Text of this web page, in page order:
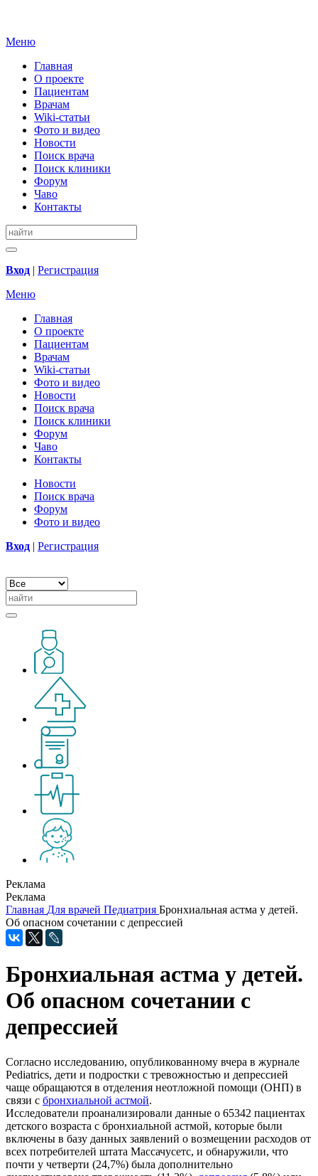
Меню
Главная
О проекте
Пациентам
Врачам
Wiki-статьи
Фото и видео
Новости
Поиск врача
Поиск клиники
Форум
Чаво
Контакты
Вход | Регистрация
Меню
Главная
О проекте
Пациентам
Врачам
Wiki-статьи
Фото и видео
Новости
Поиск врача
Поиск клиники
Форум
Чаво
Контакты
Новости
Поиск врача
Форум
Фото и видео
Вход | Регистрация
Реклама
Реклама
Главная Для врачей Педиатрия Бронхиальная астма у детей.
Об опасном сочетании с депрессией
Бронхиальная астма у детей.
Об опасном сочетании с
депрессией
Согласно исследованию, опубликованному вчера в журнале
Pediatrics, дети и подростки с тревожностью и депрессией
чаще обращаются в отделения неотложной помощи (ОНП) в
связи с бронхиальной астмой.
Исследователи проанализировали данные о 65342 пациентах
детского возраста с бронхиальной астмой, которые были
включены в базу данных заявлений о возмещении расходов от
всех потребителей штата Массачусетс, и обнаружили, что
почти у четверти (24,7%) была дополнительно